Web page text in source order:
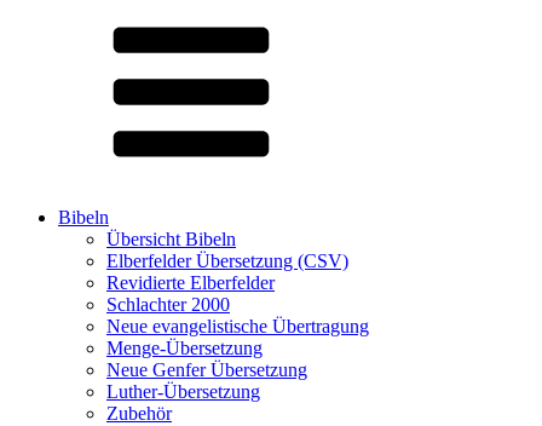
Bibeln
Übersicht Bibeln
Elberfelder Übersetzung (CSV)
Revidierte Elberfelder
Schlachter 2000
Neue evangelistische Übertragung
Menge-Übersetzung
Neue Genfer Übersetzung
Luther-Übersetzung
Zubehör